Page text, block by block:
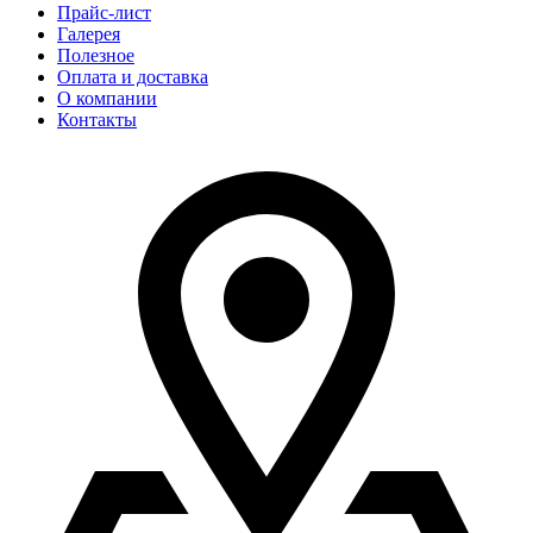
Прайс-лист
Галерея
Полезное
Оплата и доставка
О компании
Контакты